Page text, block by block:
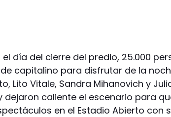
el día del cierre del predio, 25.000
capitalino para disfrutar de la
Lito Vitale, Sandra Mihanovich y
dejaron caliente el escenario para
en el Estadio Abierto con